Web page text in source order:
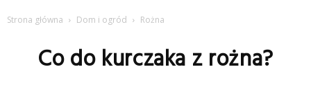
Strona główna Dom i ogród Rożna
Co do kurczaka z rożna?